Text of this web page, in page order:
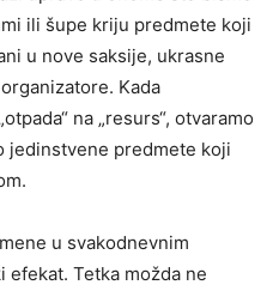
ili šupe kriju predmete koji
u nove saksije, ukrasne
Kada
na „resurs“, otvaramo
jedinstvene predmete koji
u svakodnevnim
efekat. Tetka možda ne